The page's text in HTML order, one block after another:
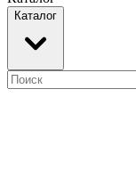
Каталог